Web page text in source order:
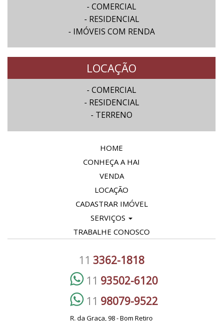
- COMERCIAL
- RESIDENCIAL
- IMÓVEIS COM RENDA
LOCAÇÃO
- COMERCIAL
- RESIDENCIAL
- TERRENO
HOME
CONHEÇA A HAI
VENDA
LOCAÇÃO
CADASTRAR IMÓVEL
SERVIÇOS
TRABALHE CONOSCO
11 3362-1818
11 93502-6120
11 98079-9522
R. da Graça, 98 - Bom Retiro